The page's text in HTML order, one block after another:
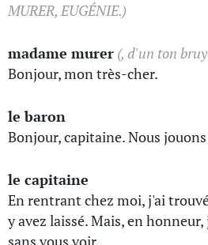
MURER, EUGÉNIE.)
madame murer (, d'un ton
Bonjour, mon très-cher.
le baron
Bonjour, capitaine. Nous
le capitaine
En rentrant chez moi, j'ai
y avez laissé. Mais, en
sans vous voir.